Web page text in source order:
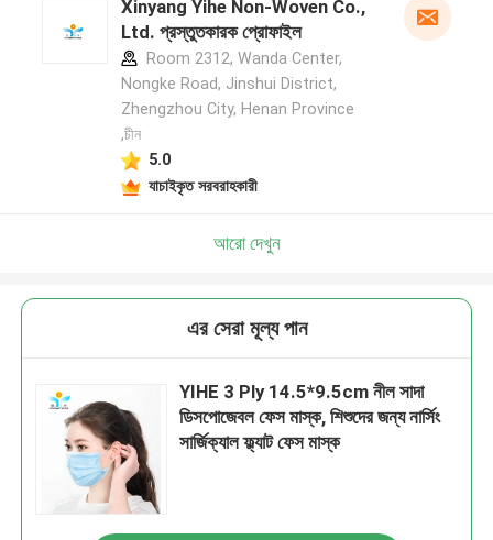
Xinyang Yihe Non-Woven Co.,
Ltd. প্রস্তুতকারক প্রোফাইল
Room 2312, Wanda Center,
Nongke Road, Jinshui District,
Zhengzhou City, Henan Province
,চীন
5.0
যাচাইকৃত সরবরাহকারী
আরো দেখুন
এর সেরা মূল্য পান
YIHE 3 Ply 14.5*9.5cm নীল সাদা
ডিসপোজেবল ফেস মাস্ক, শিশুদের জন্য নার্সিং
সার্জিক্যাল ফ্ল্যাট ফেস মাস্ক